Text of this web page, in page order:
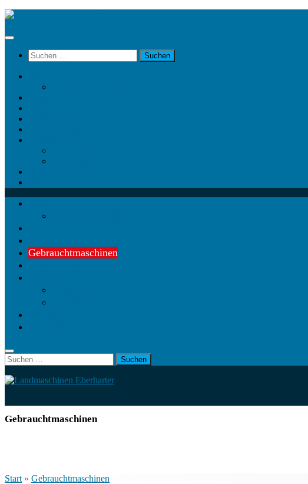
Unter
Inhalt
Suchen
nach:
Gebrauchtmaschinen
Suchen
nach:
Gebrauchtmaschinen
Start » Gebrauchtmaschinen